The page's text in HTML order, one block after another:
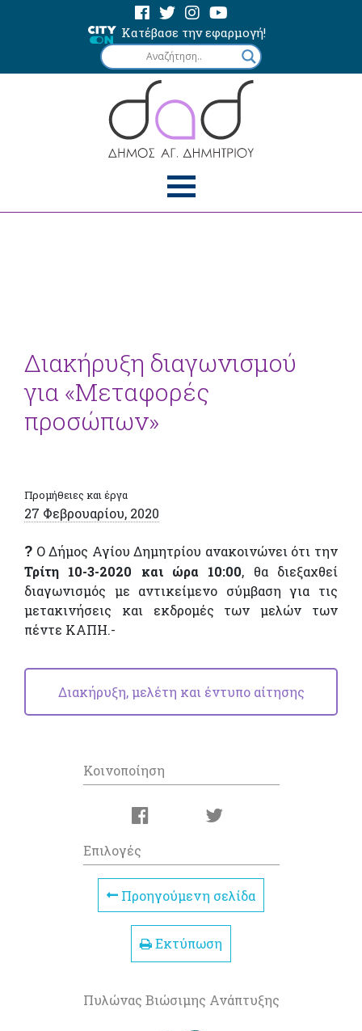
Κατέβασε την εφαρμογή!
Διακήρυξη διαγωνισμού
για «Μεταφορές
προσώπων»
Προμήθειες και έργα
27 Φεβρουαρίου, 2020
? Ο Δήμος Αγίου Δημητρίου ανακοινώνει ότι την
Τρίτη 10-3-2020 και ώρα 10:00, θα διεξαχθεί
διαγωνισμός με αντικείμενο σύμβαση για τις
μετακινήσεις και εκδρομές των μελών των
πέντε ΚΑΠΗ.-
Διακήρυξη, μελέτη και έντυπο αίτησης
Κοινοποίηση
Επιλογές
Προηγούμενη σελίδα
Εκτύπωση
Πυλώνας Βιώσιμης Ανάπτυξης